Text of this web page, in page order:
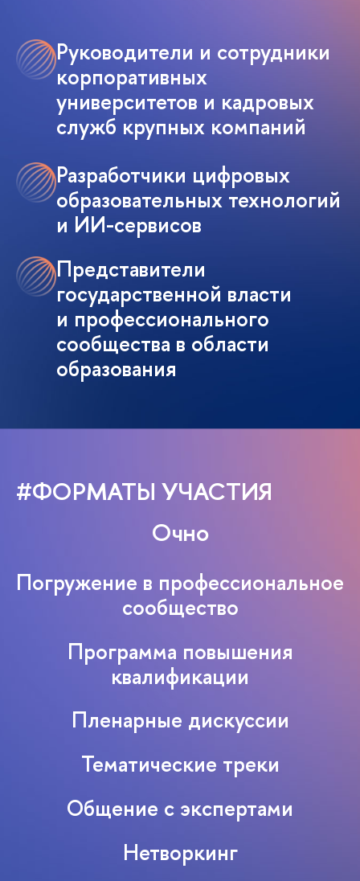
Руководители и сотрудники
корпоративных
университетов и кадровых
служб крупных компаний
Разработчики цифровых
образовательных технологий
и ИИ-сервисов
Представители
государственной власти
и профессионального
сообщества в области
образования
#ФОРМАТЫ УЧАСТИЯ
Очно
Погружение в профессиональное
сообщество
Программа повышения
квалификации
Пленарные дискуссии
Тематические треки
Общение с экспертами
Нетворкинг